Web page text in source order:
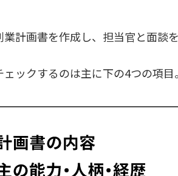
計画書を作成し、担当官と面談
ックするのは主に下の4つの項目。